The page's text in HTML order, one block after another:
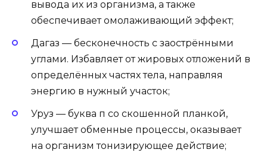
вывода их из организма, а также
обеспечивает омолаживающий эффект;
Дагаз — бесконечность с заострёнными
углами. Избавляет от жировых отложений в
определённых частях тела, направляя
энергию в нужный участок;
Уруз — буква п со скошенной планкой,
улучшает обменные процессы, оказывает
на организм тонизирующее действие;